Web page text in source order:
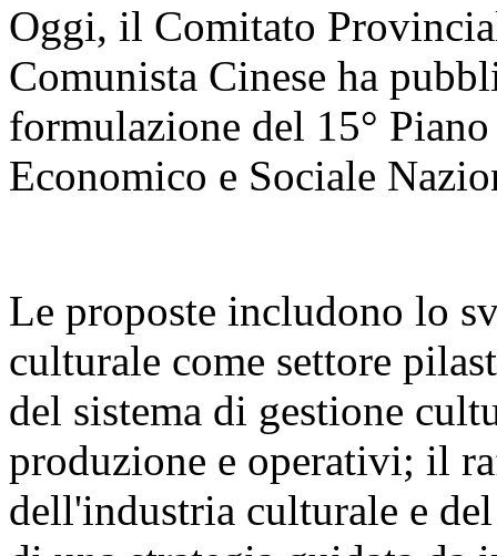
Oggi, il Comitato
Comunista Cinese ha
formulazione del 15°
Economico e Sociale
Le proposte includono lo
culturale come settore
del sistema di gestione
produzione e operativi; il
dell'industria culturale e